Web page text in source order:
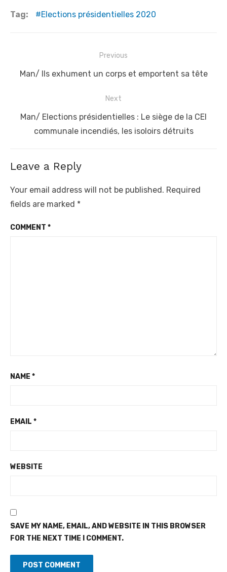
Tag: Elections présidentielles 2020
navigation
Previous
Previous
Man/ Ils exhument un corps et emportent sa tête
Next
Next
Man/ Elections présidentielles : Le siège de la CEI
communale incendiés, les isoloirs détruits
Leave a Reply
Your email address will not be published. Required
fields are marked *
COMMENT *
NAME *
EMAIL *
WEBSITE
SAVE MY NAME, EMAIL, AND WEBSITE IN THIS BROWSER
FOR THE NEXT TIME I COMMENT.